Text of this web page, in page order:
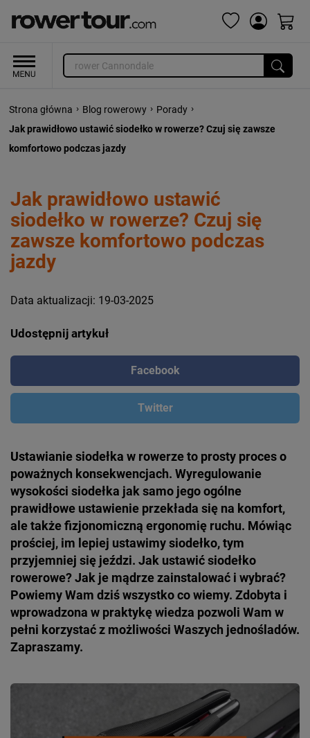
Strona główna › Blog rowerowy › Porady ›
Jak prawidłowo ustawić siodełko w rowerze? Czuj się zawsze
komfortowo podczas jazdy
Jak prawidłowo ustawić
siodełko w rowerze? Czuj się
zawsze komfortowo podczas
jazdy
Data aktualizacji: 19-03-2025
Udostępnij artykuł
Facebook
Twitter
Ustawianie siodełka w rowerze to prosty proces o
poważnych konsekwencjach. Wyregulowanie
wysokości siodełka jak samo jego ogólne
prawidłowe ustawienie przekłada się na komfort,
ale także fizjonomiczną ergonomię ruchu. Mówiąc
prościej, im lepiej ustawimy siodełko, tym
przyjemniej się jeździ. Jak ustawić siodełko
rowerowe? Jak je mądrze zainstalować i wybrać?
Powiemy Wam dziś wszystko co wiemy. Zdobyta i
wprowadzona w praktykę wiedza pozwoli Wam w
pełni korzystać z możliwości Waszych jednośladów.
Zapraszamy.